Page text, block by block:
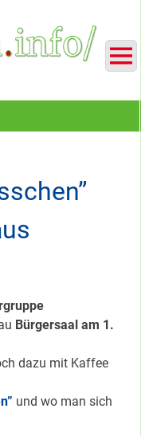
Nord
Bürgersaal am 1.
dazu mit Kaffee
und wo man sich